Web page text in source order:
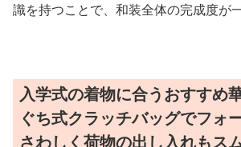
識を持つことで、和装全体の完成度が
入学式の着物に合うおすすめ
ぐち式クラッチバッグでフォ
さわしく荷物の出し入れもス